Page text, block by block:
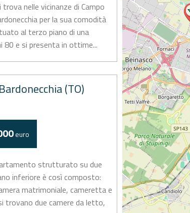
nelle vicinanze di Campo
per la sua comodità
al terzo piano di una
80 e si presenta in ottime...
(TO)
euro
strutturato su due
inferiore è così composto:
matrimoniale, cameretta e
trovano due camere da letto,